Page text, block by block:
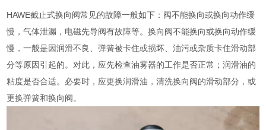
HAWE截止式换向阀常见的故障一般如下：阀不能换向或换向动作缓
慢，气体泄漏，电磁先导阀有故障等。换向阀不能换向或换向动作缓
慢，一般是因润滑不良、弹簧被卡住或损坏、油污或杂质卡住滑动部
分等原因引起的。对此，应先检查油雾器的工作是否正常；润滑油的
粘度是否合适。必要时，应更换润滑油，清洗换向阀的滑动部分，或
更换弹簧和换向阀。